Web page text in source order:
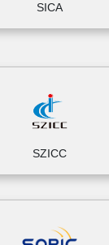
SICA
SZICC